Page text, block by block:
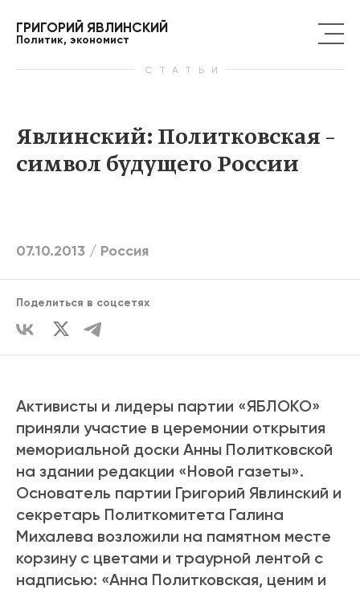
ГРИГОРИЙ ЯВЛИНСКИЙ
Политик, экономист
СТАТЬИ
Явлинский: Политковская –
символ будущего России
07.10.2013 / Россия
Поделиться в соцсетях
Активисты и лидеры партии «ЯБЛОКО»
приняли участие в церемонии открытия
мемориальной доски Анны Политковской
на здании редакции «Новой газеты».
Основатель партии Григорий Явлинский и
секретарь Политкомитета Галина
Михалева возложили на памятном месте
корзину с цветами и траурной лентой с
надписью: «Анна Политковская, ценим и